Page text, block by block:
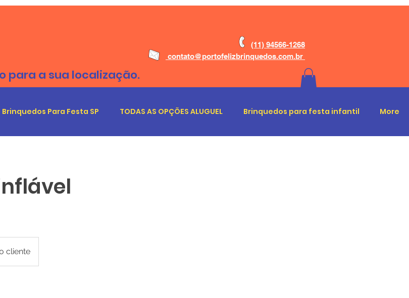
(11) 94566-1268
contato@portofelizbrinquedos.com.br
para a sua localização.
Brinquedos Para Festa SP TODAS AS OPÇÕES ALUGUEL Brinquedos para festa infantil More
cliente